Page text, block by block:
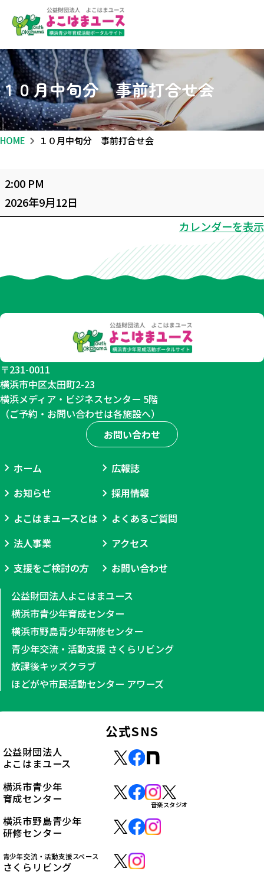
１０月中旬分 事前打合せ会
HOME １０月中旬分 事前打合せ会
１
０
月
分
前
せ
会
2:00 PM
2026年9月12日
カレンダーを表示
〒231-0011
横浜市中区太田町2-23
横浜メディア・ビジネスセンター 5階
（ご予約・お問い合わせは各施設へ）
お問い合わせ
ホーム
お知らせ
よこはまユースとは
法人事業
支援をご検討の方
広報誌
採用情報
よくあるご質問
アクセス
お問い合わせ
公益財団法人よこはまユース
横浜市青少年育成センター
横浜市野島青少年研修センター
青少年交流・活動支援 さくらリビング
放課後キッズクラブ
ほどがや市民活動センター アワーズ
公式SNS
公益財団法人
よこはまユース
横浜市青少年
育成センター
音楽スタジオ
横浜市野島青少年
研修センター
青少年交流・活動支援スペース
さくらリビング